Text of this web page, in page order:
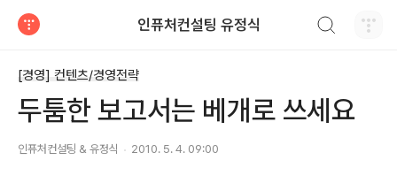
인퓨처컨설팅 유정식
[경영] 컨텐츠/경영전략
두툼한 보고서는 베개로 쓰세요
인퓨처컨설팅 & 유정식 2010. 5. 4. 09:00